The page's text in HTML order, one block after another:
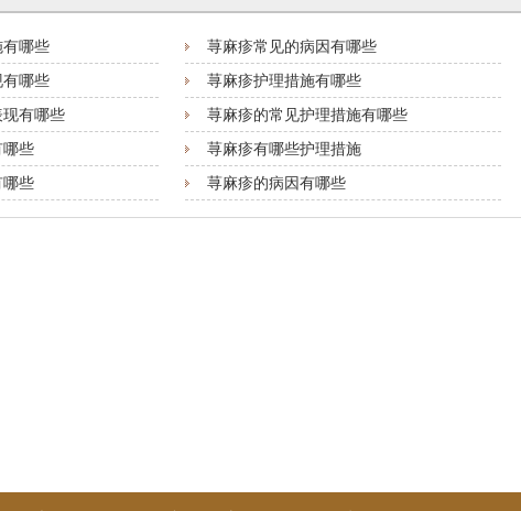
哪些
荨麻疹常见的病因有哪些
哪些
荨麻疹护理措施有哪些
有哪些
荨麻疹的常见护理措施有哪些
哪些
荨麻疹有哪些护理措施
哪些
荨麻疹的病因有哪些